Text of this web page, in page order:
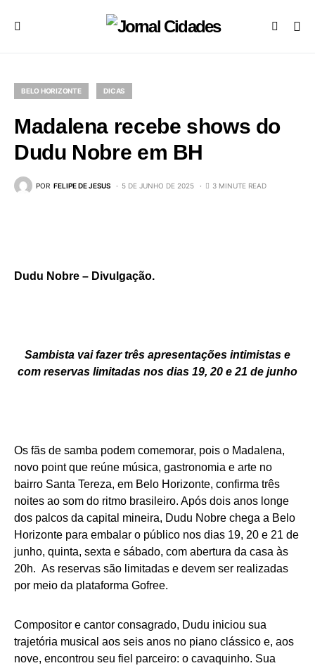
BELO HORIZONTE DICAS
Madalena recebe shows do
Dudu Nobre em BH
POR FELIPE DE JESUS 5 DE JUNHO DE 2025 3 MINUTE READ
Dudu Nobre – Divulgação.
Sambista vai fazer três apresentações intimistas e
com reservas limitadas nos dias 19, 20 e 21 de junho
Os fãs de samba podem comemorar, pois o Madalena,
novo point que reúne música, gastronomia e arte no
bairro Santa Tereza, em Belo Horizonte, confirma três
noites ao som do ritmo brasileiro. Após dois anos longe
dos palcos da capital mineira, Dudu Nobre chega a Belo
Horizonte para embalar o público nos dias 19, 20 e 21 de
junho, quinta, sexta e sábado, com abertura da casa às
20h. As reservas são limitadas e devem ser realizadas
por meio da plataforma Gofree.
Compositor e cantor consagrado, Dudu iniciou sua
trajetória musical aos seis anos no piano clássico e, aos
nove, encontrou seu fiel parceiro: o cavaquinho. Sua